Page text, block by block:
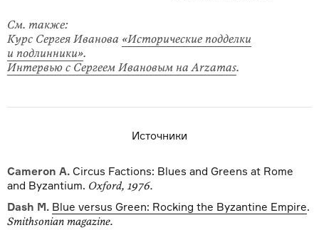
См. также:
Курс Сергея Иванова «Исторические подделки
и подлинники».
Интервью с Сергеем Ивановым на Arzamas.
Источники
Cameron A. Circus Factions: Blues and Greens at Rome
and Byzantium. Oxford, 1976.
Dash M. Blue versus Green: Rocking the Byzantine Empire.
Smithsonian magazine.